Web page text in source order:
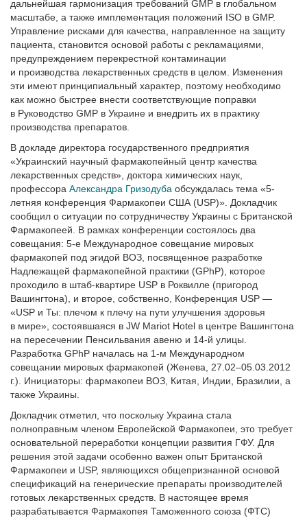
дальнейшая гармонизация требований GMP в глобальном
масштабе, а также имплементация положений ISO в GMP.
Управление рисками для качества, направленное на защиту
пациента, становится основой работы с рекламациями,
предупреждением перекрестной контаминации
и производства лекарственных средств в целом. Изменения
эти имеют принципиальный характер, поэтому необходимо
как можно быстрее внести соответствующие поправки
в Руководство GMP в Украине и внедрить их в практику
производства препаратов.
В докладе директора государственного предприятия
«Украинский научный фармакопейный центр качества
лекарственных средств», доктора химических наук,
профессора Александра Гризодуба обсуждалась тема «5-
летняя конференция Фармакопеи США (USP)». Докладчик
сообщил о ситуации по сотрудничеству Украины с Британской
Фармакопеей. В рамках конференции состоялось два
совещания: 5-е Международное совещание мировых
фармакопей под эгидой ВОЗ, посвященное разработке
Надлежащей фармакопейной практики (GPhP), которое
проходило в штаб-квартире USP в Роквилле (пригород
Вашингтона), и второе, собственно, Конференция USP —
«USP и Ты: плечом к плечу на пути улучшения здоровья
в мире», состоявшаяся в JW Mariot Hotel в центре Вашингтона
на пересечении Пенсильвания авеню и 14-й улицы.
Разработка GPhP началась на 1-м Международном
совещании мировых фармакопей (Женева, 27.02–05.03.2012
г.). Инициаторы: фармакопеи ВОЗ, Китая, Индии, Бразилии, а
также Украины.
Докладчик отметил, что поскольку Украина стала
полноправным членом Европейской Фармакопеи, это требует
основательной переработки концепции развития ГФУ. Для
решения этой задачи особенно важен опыт Британской
Фармакопеи и USP, являющихся общепризнанной основой
спецификаций на генерические препараты производителей
готовых лекарственных средств. В настоящее время
разрабатывается Фармакопея Таможенного союза (ФТС)